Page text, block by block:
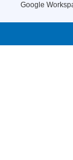
Google